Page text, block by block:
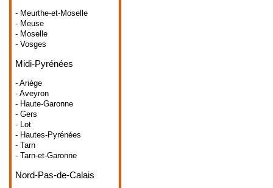
- Meurthe-et-Moselle
- Meuse
- Moselle
- Vosges
Midi-Pyrénées
- Ariège
- Aveyron
- Haute-Garonne
- Gers
- Lot
- Hautes-Pyrénées
- Tarn
- Tarn-et-Garonne
Nord-Pas-de-Calais